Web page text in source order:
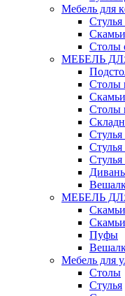
Мебель для
Столы
МЕБЕЛЬ
Столы
Скамьи
Столы
Стулья
МЕБЕЛЬ
Пуфы
Мебель для
Столы
Стулья